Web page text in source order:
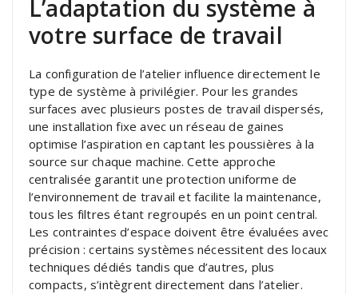
L’adaptation du système à
votre surface de travail
La configuration de l’atelier influence directement le
type de système à privilégier. Pour les grandes
surfaces avec plusieurs postes de travail dispersés,
une installation fixe avec un réseau de gaines
optimise l’aspiration en captant les poussières à la
source sur chaque machine. Cette approche
centralisée garantit une protection uniforme de
l’environnement de travail et facilite la maintenance,
tous les filtres étant regroupés en un point central.
Les contraintes d’espace doivent être évaluées avec
précision : certains systèmes nécessitent des locaux
techniques dédiés tandis que d’autres, plus
compacts, s’intègrent directement dans l’atelier.